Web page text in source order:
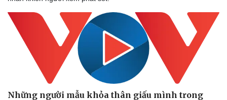
Những người mẫu khỏa thân giấu mình trong